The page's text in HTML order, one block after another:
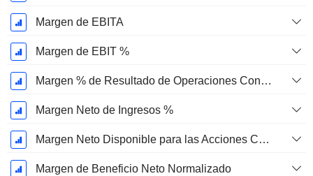
Margen de EBITA
Margen de EBIT %
Margen % de Resultado de Operaciones Continuas
Margen Neto de Ingresos %
Margen Neto Disponible para las Acciones Comunes %
Margen de Beneficio Neto Normalizado